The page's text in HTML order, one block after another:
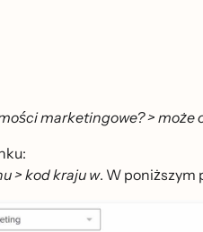
marketingowe? >
> kod kraju w. W poniższym